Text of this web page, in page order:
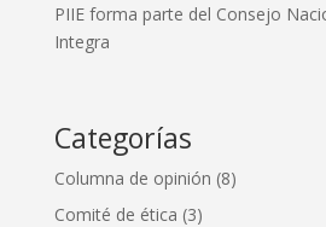
PIIE forma parte del Consejo
Integra
Categorías
Columna de opinión (8)
Comité de ética (3)